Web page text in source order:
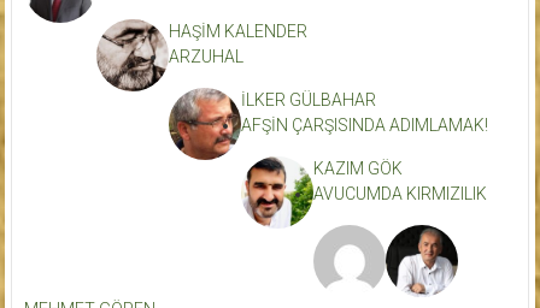
HAŞİM KALENDER
ARZUHAL
İLKER GÜLBAHAR
AFŞİN ÇARŞISINDA ADIMLAMAK!
KAZIM GÖK
AVUCUMDA KIRMIZILIK